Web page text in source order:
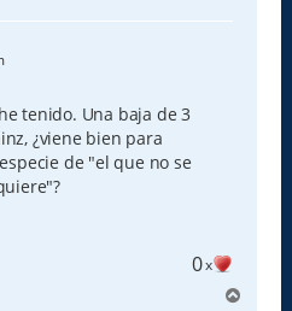
tenido. Una baja de 3
¿viene bien para
de "el que no se
0x